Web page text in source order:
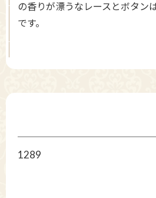
の香りが漂うなレースとボタン
です。
1289